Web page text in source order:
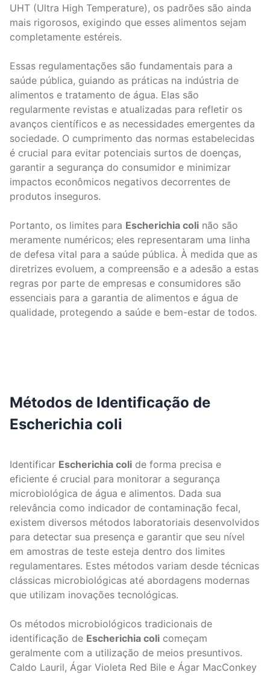
UHT (Ultra High Temperature), os padrões são ainda
mais rigorosos, exigindo que esses alimentos sejam
completamente estéreis.
Essas regulamentações são fundamentais para a
saúde pública, guiando as práticas na indústria de
alimentos e tratamento de água. Elas são
regularmente revistas e atualizadas para refletir os
avanços científicos e as necessidades emergentes da
sociedade. O cumprimento das normas estabelecidas
é crucial para evitar potenciais surtos de doenças,
garantir a segurança do consumidor e minimizar
impactos econômicos negativos decorrentes de
produtos inseguros.
Portanto, os limites para Escherichia coli não são
meramente numéricos; eles representaram uma linha
de defesa vital para a saúde pública. À medida que as
diretrizes evoluem, a compreensão e a adesão a estas
regras por parte de empresas e consumidores são
essenciais para a garantia de alimentos e água de
qualidade, protegendo a saúde e bem-estar de todos.
Métodos de Identificação de
Escherichia coli
Identificar Escherichia coli de forma precisa e
eficiente é crucial para monitorar a segurança
microbiológica de água e alimentos. Dada sua
relevância como indicador de contaminação fecal,
existem diversos métodos laboratoriais desenvolvidos
para detectar sua presença e garantir que seu nível
em amostras de teste esteja dentro dos limites
regulamentares. Estes métodos variam desde técnicas
clássicas microbiológicas até abordagens modernas
que utilizam inovações tecnológicas.
Os métodos microbiológicos tradicionais de
identificação de Escherichia coli começam
geralmente com a utilização de meios presuntivos.
Caldo Lauril, Ágar Violeta Red Bile e Ágar MacConkey